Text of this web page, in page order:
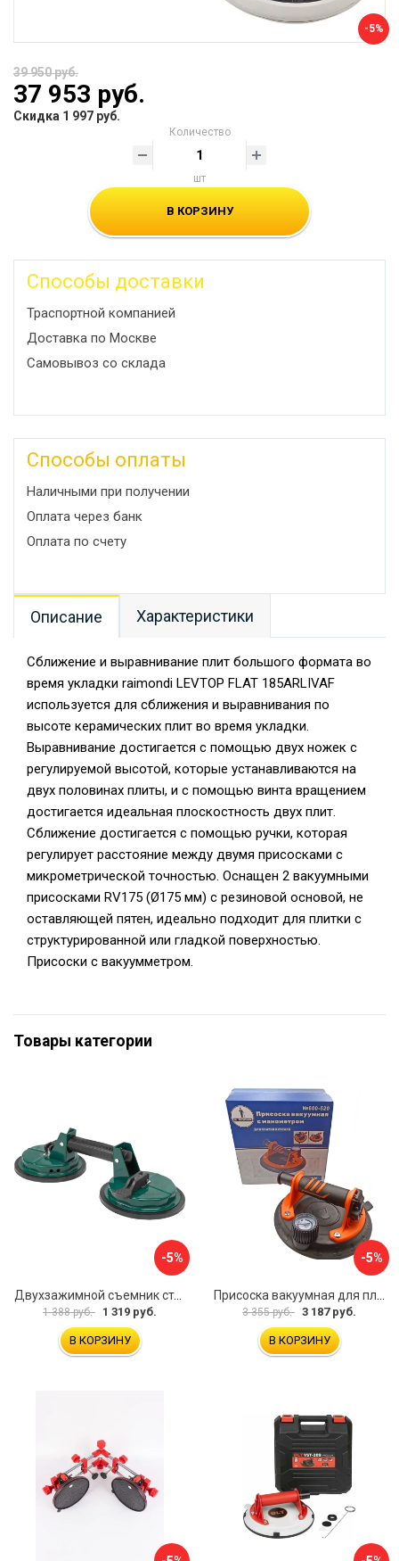
-5%
39 950 руб.
37 953 руб.
Скидка 1 997 руб.
Количество
шт
В КОРЗИНУ
Способы доставки
Траспортной компанией
Доставка по Москве
Самовывоз со склада
Способы оплаты
Наличными при получении
Оплата через банк
Оплата по счету
Описание Характеристики
Сближение и выравнивание плит большого формата во
время укладки raimondi LEVTOP FLAT 185ARLIVAF
используется для сближения и выравнивания по
высоте керамических плит во время укладки.
Выравнивание достигается с помощью двух ножек с
регулируемой высотой, которые устанавливаются на
двух половинах плиты, и с помощью винта вращением
достигается идеальная плоскостность двух плит.
Сближение достигается с помощью ручки, которая
регулирует расстояние между двумя присосками с
микрометрической точностью. Оснащен 2 вакуумными
присосками RV175 (Ø175 мм) с резиновой основой, не
оставляющей пятен, идеально подходит для плитки с
структурированной или гладкой поверхностью.
Присоски с вакуумметром.
Товары категории
-5%
Двухзажимной съемник стекол Rockforce RF-63404(18564)
1 388 руб. 1 319 руб.
В КОРЗИНУ
-5%
3 355 руб. 3 187 руб.
В КОРЗИНУ